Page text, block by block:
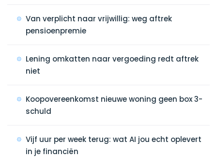
Van verplicht naar vrijwillig: weg aftrek
pensioenpremie
Lening omkatten naar vergoeding redt aftrek
niet
Koopovereenkomst nieuwe woning geen box 3-
schuld
Vijf uur per week terug: wat AI jou echt oplevert
in je financiën